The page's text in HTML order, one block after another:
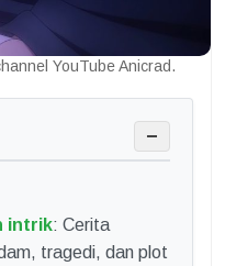
YouTube Anicrad.
−
intrik: Cerita
tragedi, dan plot